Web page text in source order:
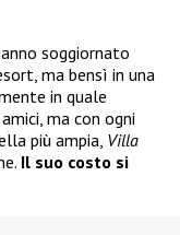
soggiornato
ma bensì in una
in quale
ma con ogni
più ampia, Villa
Il suo costo si